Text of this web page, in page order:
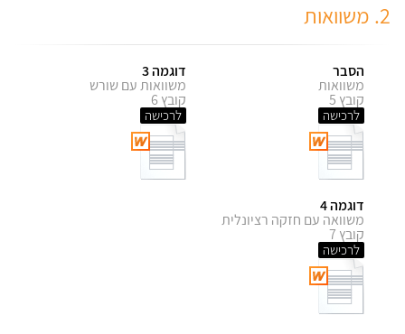
2. משוואות
הסבר
משוואות
קובץ 5
לרכישה
דוגמה 3
משוואות עם שורש
קובץ 6
לרכישה
דוגמה 4
משוואה עם חזקה רציונלית
קובץ 7
לרכישה